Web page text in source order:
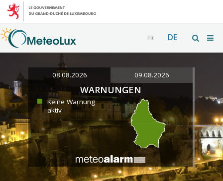
FR DE
08.08.2026 09.08.2026
WARNUNGEN
Keine Warnung
aktiv